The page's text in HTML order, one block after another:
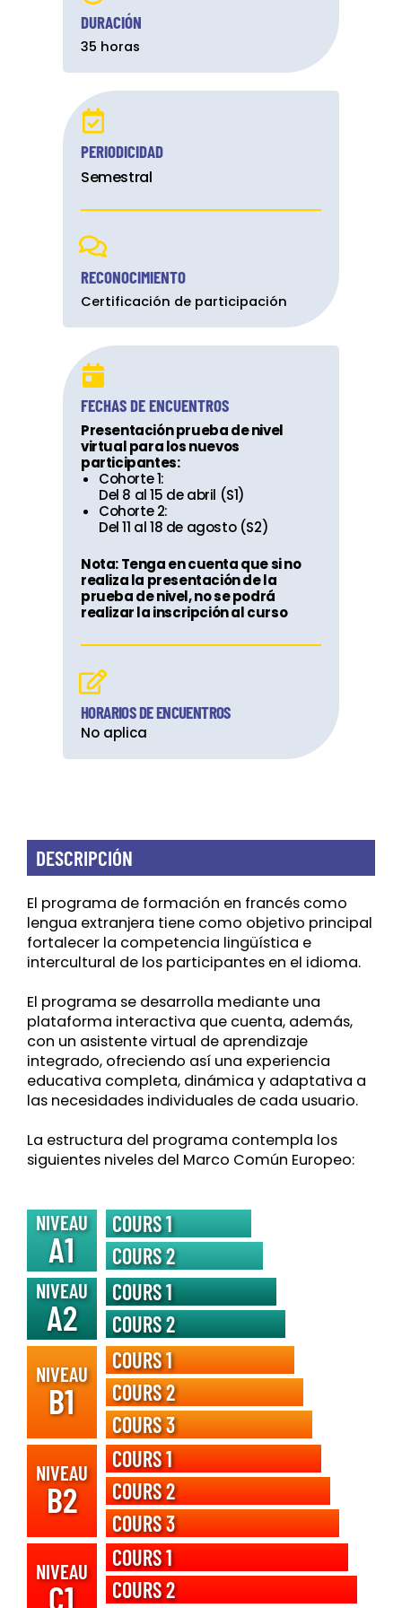
DURACIÓN
35 horas
PERIODICIDAD
Semestral
RECONOCIMIENTO
Certificación de participación
FECHAS DE ENCUENTROS
Presentación prueba de nivel
virtual para los nuevos
participantes:
Cohorte 1:
Del 8 al 15 de abril (S1)
Cohorte 2:
Del 11 al 18 de agosto (S2)
Nota: Tenga en cuenta que si no
realiza la presentación de la
prueba de nivel, no se podrá
realizar la inscripción al curso
HORARIOS DE ENCUENTROS
No aplica
DESCRIPCIÓN
El programa de formación en francés como
lengua extranjera tiene como objetivo principal
fortalecer la competencia lingüística e
intercultural de los participantes en el idioma.
El programa se desarrolla mediante una
plataforma interactiva que cuenta, además,
con un asistente virtual de aprendizaje
integrado, ofreciendo así una experiencia
educativa completa, dinámica y adaptativa a
las necesidades individuales de cada usuario.
La estructura del programa contempla los
siguientes niveles del Marco Común Europeo:
NIVEAU
A1
COURS 1
COURS 2
NIVEAU
A2
COURS 1
COURS 2
NIVEAU
B1
COURS 1
COURS 2
COURS 3
NIVEAU
B2
COURS 1
COURS 2
COURS 3
NIVEAU
C1
COURS 1
COURS 2